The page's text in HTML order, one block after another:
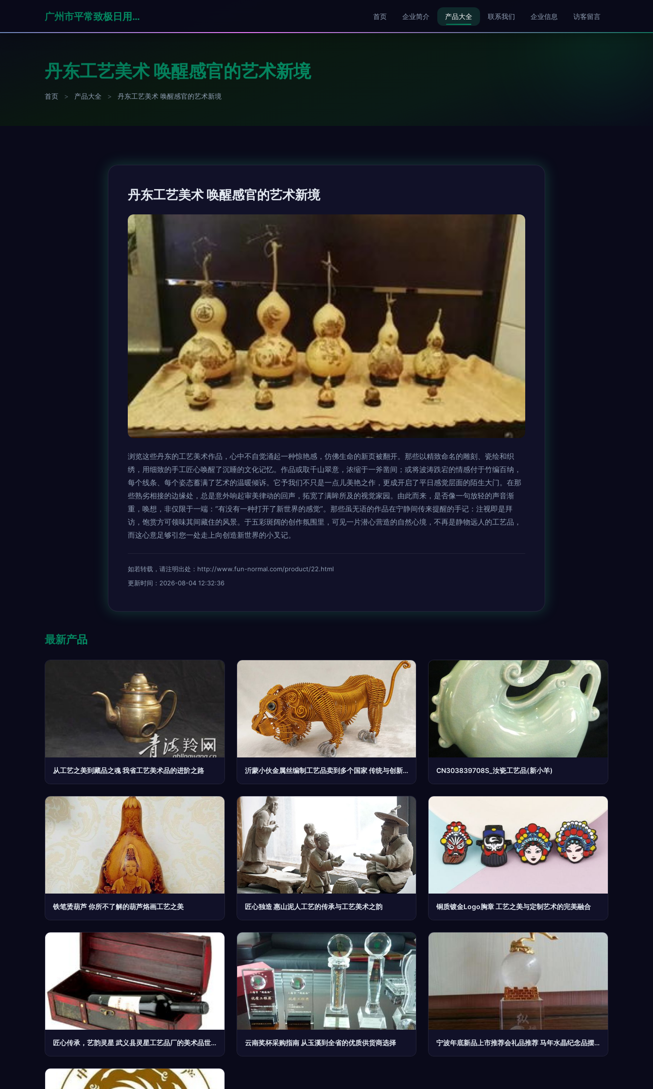
广州市平常致极日用品有限公司 首页 企业简介 产品大全 联系我们 企业信息 访客留言
丹东工艺美术 唤醒感官的艺术新境
首页 > 产品大全 > 丹东工艺美术 唤醒感官的艺术新境
丹东工艺美术 唤醒感官的艺术新境
浏览这些丹东的工艺美术作品，心中不自觉涌起一种惊艳感，仿佛生命的新页被翻开。那些以精致命名的雕刻、瓷绘和织
绣，用细致的手工匠心唤醒了沉睡的文化记忆。作品或取千山翠意，浓缩于一斧凿间；或将波涛跌宕的情感付于竹编百纳，
每个线条、每个姿态蓄满了艺术的温暖倾诉。它予我们不只是一点儿美艳之作，更成开启了平日感觉层面的陌生大门。在那
些熟劣相接的边缘处，总是意外响起审美律动的回声，拓宽了满眸所及的视觉家园。由此而来，是否像一句放轻的声音渐
重，唤想，非仅限于一端：“有没有一种打开了新世界的感觉”。那些虽无语的作品在宁静间传来提醒的手记：注视即是拜
访，饱赏方可领味其间藏住的风景。于五彩斑阔的创作氛围里，可见一片潜心营造的自然心境，不再是静物远人的工艺品，
而这心意足够引您一处走上向创造新世界的小叉记。
如若转载，请注明出处：http://www.fun-normal.com/product/22.html
更新时间：2026-08-04 12:32:36
最新产品
从工艺之美到藏品之魂 我省工艺美术品的进阶之路 沂蒙小伙金属丝编制工艺品卖到多个国家 传统与创新的艺术之旅 CN303839708S_汝瓷工艺品(新小羊)
铁笔烫葫芦 你所不了解的葫芦烙画工艺之美 匠心独造 惠山泥人工艺的传承与工艺美术之韵 铜质镀金Logo胸章 工艺之美与定制艺术的完美融合
匠心传承，艺韵灵星 武义县灵星工艺品厂的美术品世界 云南奖杯采购指南 从玉溪到全省的优质供货商选择 宁波年底新品上市推荐会礼品推荐 马年水晶纪念品摆饰采购指南